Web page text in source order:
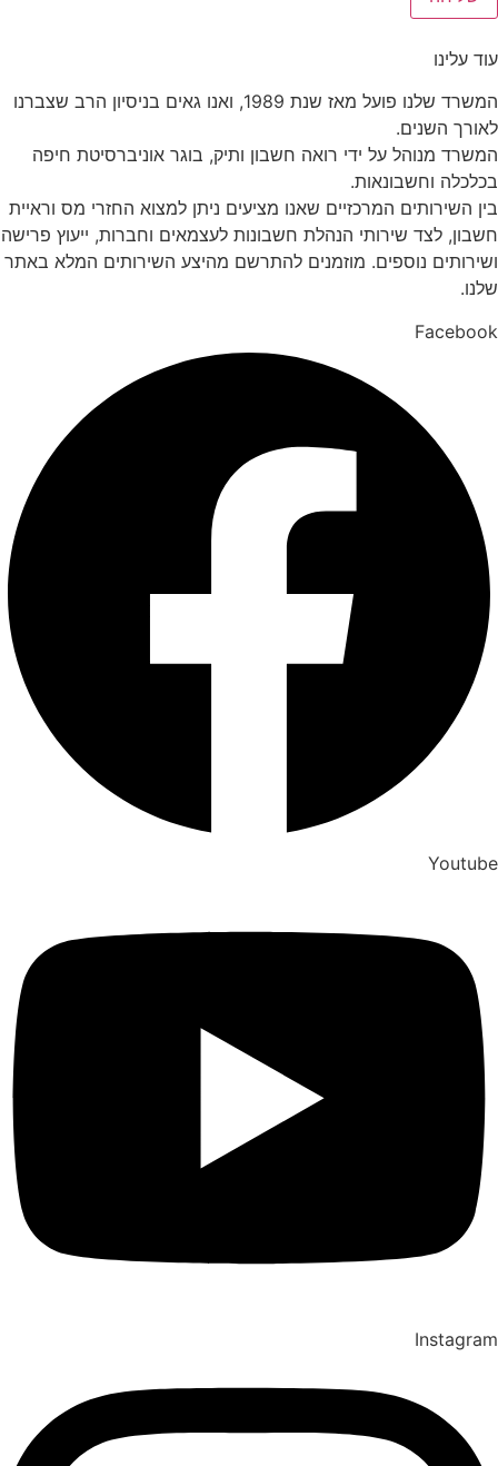
עוד עלינו
המשרד שלנו פועל מאז שנת 1989, ואנו גאים בניסיון הרב שצברנו
לאורך השנים.
המשרד מנוהל על ידי רואה חשבון ותיק, בוגר אוניברסיטת חיפה
בכלכלה וחשבונאות.
בין השירותים המרכזיים שאנו מציעים ניתן למצוא החזרי מס וראיית
חשבון, לצד שירותי הנהלת חשבונות לעצמאים וחברות, ייעוץ פרישה
ושירותים נוספים. מוזמנים להתרשם מהיצע השירותים המלא באתר
שלנו.
Facebook
Youtube
Instagram